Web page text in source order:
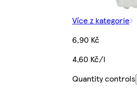
Více z kategorie
6,90 Kč
4,60 Kč/l
Quantity controls